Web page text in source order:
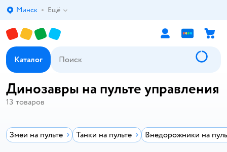
Выбор адреса доставки.
Минск Ещё
Каталог
Динозавры на пульте управления
13 товаров
Змеи на пульте Танки на пульте Внедорожники на